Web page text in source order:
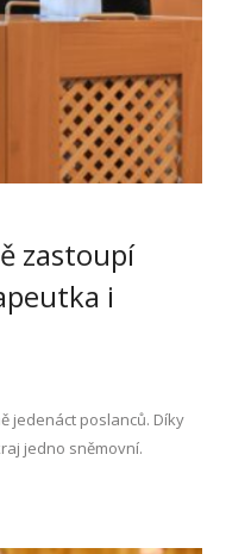
zastoupí
i
jedenáct poslanců. Díky
jedno sněmovní.